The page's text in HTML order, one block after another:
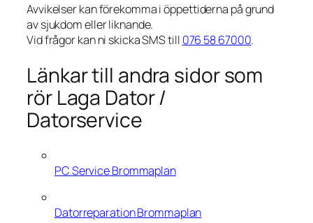
Avvikelser kan förekomma i öppettiderna på grund
av sjukdom eller liknande.
Vid frågor kan ni skicka SMS till 076 58 67000.
Länkar till andra sidor som
rör Laga Dator /
Datorservice
PC Service Brommaplan
Datorreparation Brommaplan